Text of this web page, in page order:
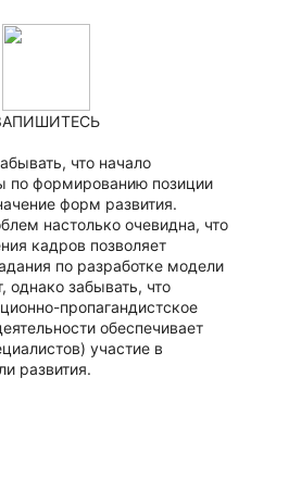
что начало
по формированию позиции
форм развития.
настолько очевидна, что
кадров позволяет
по разработке модели
однако забывать, что
пропагандистское
обеспечивает
участие в
развития.